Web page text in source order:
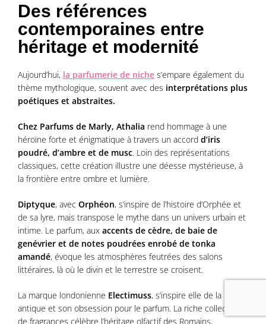
Des références
contemporaines entre
héritage et modernité
Aujourd’hui, la parfumerie de niche s’empare également du
thème mythologique, souvent avec des interprétations plus
poétiques et abstraites.
Chez Parfums de Marly, Athalia rend hommage à une
héroïne forte et énigmatique à travers un accord d’iris
poudré, d’ambre et de musc. Loin des représentations
classiques, cette création illustre une déesse mystérieuse, à
la frontière entre ombre et lumière.
Diptyque, avec Orphéon, s’inspire de l’histoire d’Orphée et
de sa lyre, mais transpose le mythe dans un univers urbain et
intime. Le parfum, aux accents de cèdre, de baie de
genévrier et de notes poudrées enrobé de tonka
amandé, évoque les atmosphères feutrées des salons
littéraires, là où le divin et le terrestre se croisent.
La marque londonienne Electimuss, s’inspire elle de la Rome
antique et son obsession pour le parfum. La riche collection
de fragrances célèbre l’héritage olfactif des Romains,